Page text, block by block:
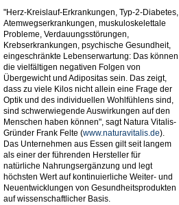
"Herz-Kreislauf-Erkrankungen, Typ-2-Diabetes,
Atemwegserkrankungen, muskuloskelettale
Probleme, Verdauungsstörungen,
Krebserkrankungen, psychische Gesundheit,
eingeschränkte Lebenserwartung: Das können
die vielfältigen negativen Folgen von
Übergewicht und Adipositas sein. Das zeigt,
dass zu viele Kilos nicht allein eine Frage der
Optik und des individuellen Wohlfühlens sind,
sind schwerwiegende Auswirkungen auf den
Menschen haben können", sagt Natura Vitalis-
Gründer Frank Felte (www.naturavitalis.de).
Das Unternehmen aus Essen gilt seit langem
als einer der führenden Hersteller für
natürliche Nahrungsergänzung und legt
höchsten Wert auf kontinuierliche Weiter- und
Neuentwicklungen von Gesundheitsprodukten
auf wissenschaftlicher Basis.